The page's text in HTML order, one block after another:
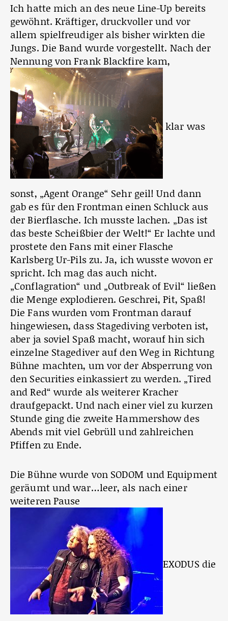
Ich hatte mich an des neue Line-Up bereits
gewöhnt. Kräftiger, druckvoller und vor
allem spielfreudiger als bisher wirkten die
Jungs. Die Band wurde vorgestellt. Nach der
Nennung von Frank Blackfire kam,
klar was
sonst, „Agent Orange“ Sehr geil! Und dann
gab es für den Frontman einen Schluck aus
der Bierflasche. Ich musste lachen. „Das ist
das beste Scheißbier der Welt!“ Er lachte und
prostete den Fans mit einer Flasche
Karlsberg Ur-Pils zu. Ja, ich wusste wovon er
spricht. Ich mag das auch nicht.
„Conflagration“ und „Outbreak of Evil“ ließen
die Menge explodieren. Geschrei, Pit, Spaß!
Die Fans wurden vom Frontman darauf
hingewiesen, dass Stagediving verboten ist,
aber ja soviel Spaß macht, worauf hin sich
einzelne Stagediver auf den Weg in Richtung
Bühne machten, um vor der Absperrung von
den Securities einkassiert zu werden. „Tired
and Red“ wurde als weiterer Kracher
draufgepackt. Und nach einer viel zu kurzen
Stunde ging die zweite Hammershow des
Abends mit viel Gebrüll und zahlreichen
Pfiffen zu Ende.
Die Bühne wurde von SODOM und Equipment
geräumt und war…leer, als nach einer
weiteren Pause
EXODUS die